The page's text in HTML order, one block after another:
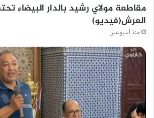
مقاطعة مولاي رشيد بالدار البيضاء
العرش(فيديو)
منذ أسبوعين